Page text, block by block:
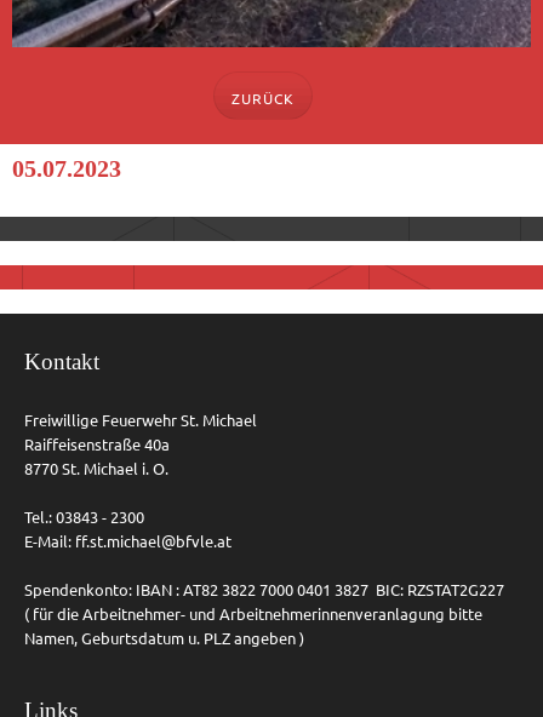
ZURÜCK
05.07.2023
Kontakt
Freiwillige Feuerwehr St. Michael
Raiffeisenstraße 40a
8770 St. Michael i. O.
Tel.: 03843 - 2300
E-Mail: ff.st.michael@bfvle.at
Spendenkonto: IBAN : AT82 3822 7000 0401 3827 BIC: RZSTAT2G227
( für die Arbeitnehmer- und Arbeitnehmerinnenveranlagung bitte
Namen, Geburtsdatum u. PLZ angeben )
Links